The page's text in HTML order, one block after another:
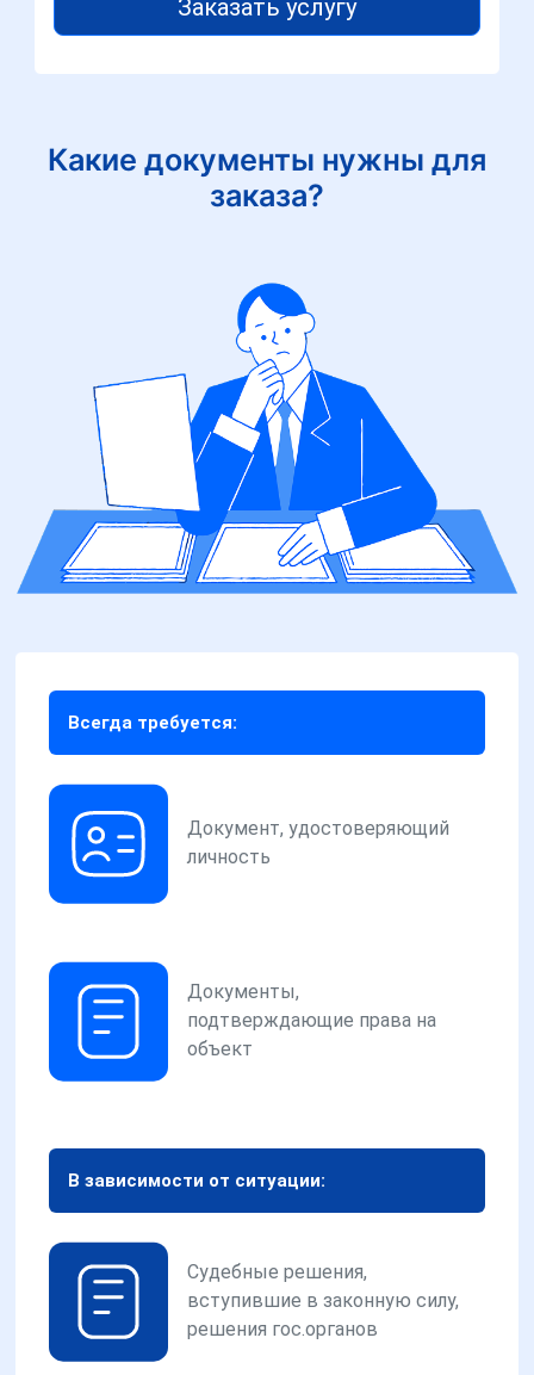
Заказать услугу
Какие документы нужны для
заказа?
Всегда требуется:
Документ, удостоверяющий
личность
Документы,
подтверждающие права на
объект
В зависимости от ситуации:
Судебные решения,
вступившие в законную силу,
решения гос.органов